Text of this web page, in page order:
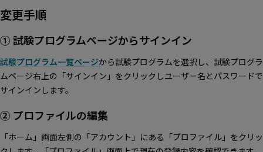
変更手順
① 試験プログラムページからサインイン
試験プログラム一覧ページから試験プログラムを選択し、試験プログラ
ムページ右上の「サインイン」をクリックしユーザー名とパスワードで
サインインします。
② プロファイルの編集
「ホーム」画面左側の「アカウント」にある「プロファイル」をクリッ